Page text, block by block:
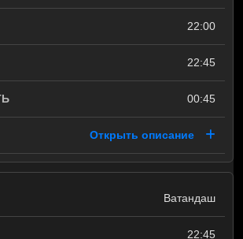
22:00
22:45
00:45
Открыть описание
Ватандаш
22:45